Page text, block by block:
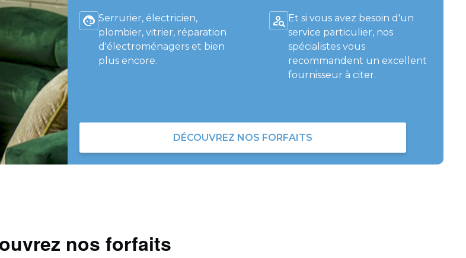
Serrurier, électricien,
plombier, vitrier, réparation
d'électroménagers et bien
plus encore.
Et si vous avez besoin d'un
service particulier, nos
spécialistes vous
recommandent un excellent
fournisseur à citer.
DÉCOUVREZ NOS FORFAITS
nos forfaits